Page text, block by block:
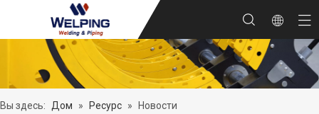
Вы здесь: Дом » Ресурс » Новости